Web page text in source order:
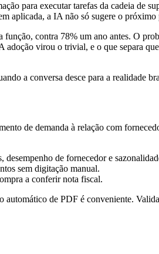
para executar tarefas da cadeia de
aplicada, a IA não só sugere o próximo
contra 78% um ano antes. O
virou o trivial, e o que separa
a conversa desce para a realidade
de demanda à relação com
de fornecedor e
sem digitação manual.
a conferir nota fiscal.
de PDF é conveniente.